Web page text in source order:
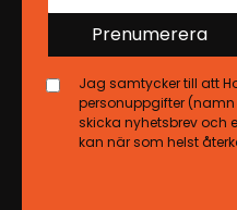
Prenumerera
Jag samtycker till att
personuppgifter
skicka nyhetsbrev och
kan när som helst